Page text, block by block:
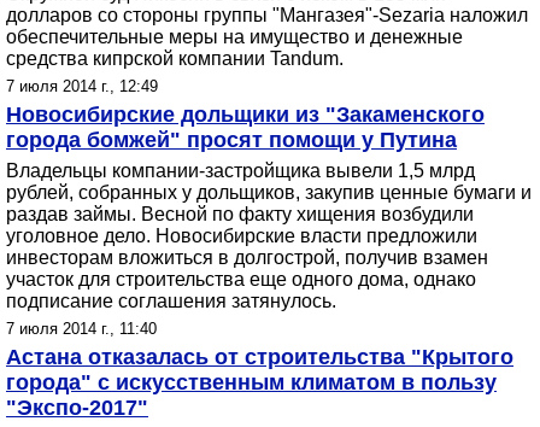
долларов со стороны группы "Мангазея"-Sezaria наложил
обеспечительные меры на имущество и денежные
средства кипрской компании Tandum.
7 июля 2014 г., 12:49
Новосибирские дольщики из "Закаменского
города бомжей" просят помощи у Путина
Владельцы компании-застройщика вывели 1,5 млрд
рублей, собранных у дольщиков, закупив ценные бумаги и
раздав займы. Весной по факту хищения возбудили
уголовное дело. Новосибирские власти предложили
инвесторам вложиться в долгострой, получив взамен
участок для строительства еще одного дома, однако
подписание соглашения затянулось.
7 июля 2014 г., 11:40
Астана отказалась от строительства "Крытого
города" с искусственным климатом в пользу
"Экспо-2017"